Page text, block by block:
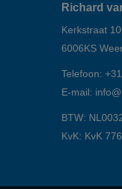
Richard
Kerkstraat
6006KS
Telefoon:
E-mail:
BTW:
KvK: KvK